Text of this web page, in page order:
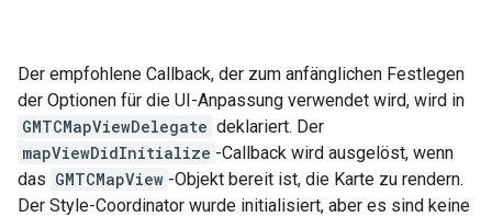
Der empfohlene Callback, der zum anfänglichen Festlegen
der Optionen für die UI-Anpassung verwendet wird, wird in
GMTCMapViewDelegate deklariert. Der
mapViewDidInitialize -Callback wird ausgelöst, wenn
das GMTCMapView -Objekt bereit ist, die Karte zu rendern.
Der Style-Coordinator wurde initialisiert, aber es sind keine